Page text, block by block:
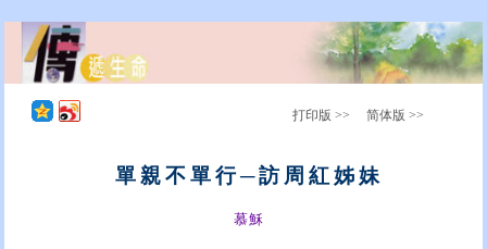
打印版 >> 简体版 >>
單親不單行─訪周紅姊妹
慕穌